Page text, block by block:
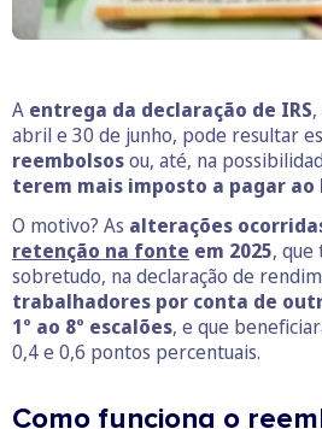
A entrega da declaração de IRS
abril e 30 de junho, pode resultar
reembolsosou, até, na
terem mais imposto a pagar ao
O motivo? As alterações
retenção na fonte em 2025, que
sobretudo, na declaração de
trabalhadores por conta de
1º ao 8º escalões, e que
0,4 e 0,6 pontos percentuais.
Como funciona o